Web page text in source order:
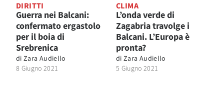
DIRITTI
Guerra nei Balcani:
confermato ergastolo
per il boia di
Srebrenica
di Zara Audiello
8 Giugno 2021
CLIMA
L’onda verde di
Zagabria travolge i
Balcani. L’Europa è
pronta?
di Zara Audiello
5 Giugno 2021